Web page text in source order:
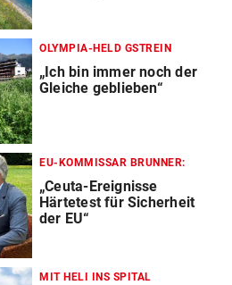
OLYMPIA-HELD GSTREIN
„Ich bin immer noch der
Gleiche geblieben“
EU-KOMMISSAR BRUNNER:
„Ceuta-Ereignisse
Härtetest für Sicherheit
der EU“
MIT HELI INS SPITAL